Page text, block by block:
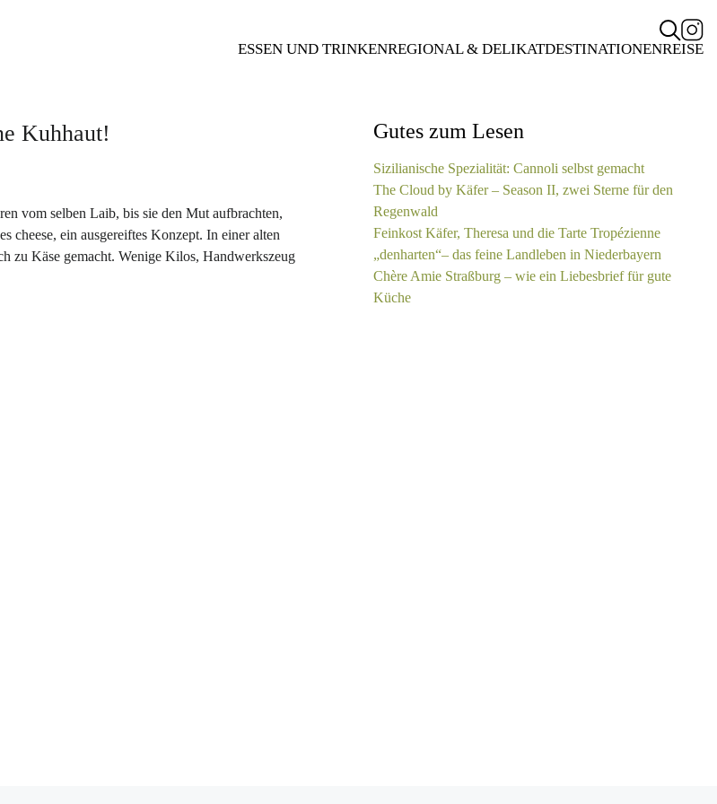
ESSEN UND TRINKENREGIONAL & DELIKATDESTINATIONENREISE
Kuhhaut!
vom selben Laib, bis sie den Mut aufbrachten,
cheese, ein ausgereiftes Konzept. In einer alten
zu Käse gemacht. Wenige Kilos, Handwerkszeug
Gutes zum Lesen
Sizilianische Spezialität: Cannoli selbst gemacht
The Cloud by Käfer – Season II, zwei Sterne für den
Regenwald
Feinkost Käfer, Theresa und die Tarte Tropézienne
„denharten“– das feine Landleben in Niederbayern
Chère Amie Straßburg – wie ein Liebesbrief für gute
Küche